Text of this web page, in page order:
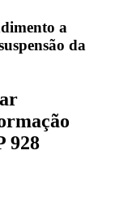
a
da
928